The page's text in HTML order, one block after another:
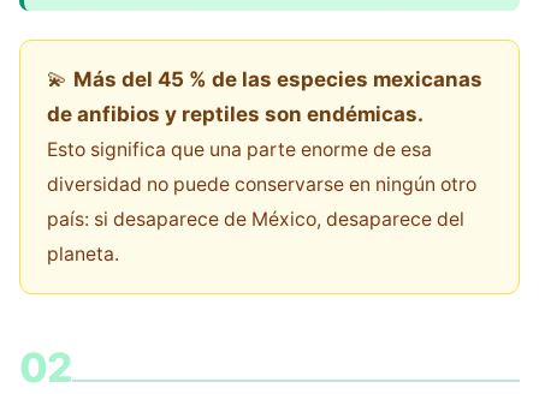
💫 Más del 45 % de las especies mexicanas
de anfibios y reptiles son endémicas.
Esto significa que una parte enorme de esa
diversidad no puede conservarse en ningún otro
país: si desaparece de México, desaparece del
planeta.
02